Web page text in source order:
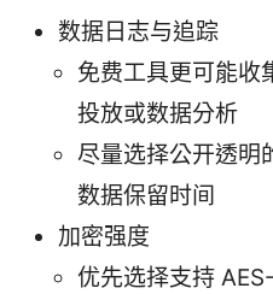
数据日志与追踪
免费工具更可能收
投放或数据分析
尽量选择公开透明
数据保留时间
加密强度
优先选择支持